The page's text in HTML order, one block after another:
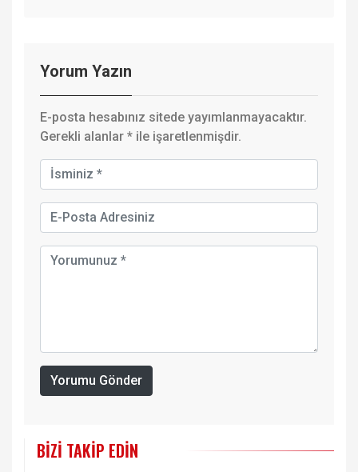
Yorum Yazın
E-posta hesabınız sitede yayımlanmayacaktır.
Gerekli alanlar * ile işaretlenmişdir.
Yorumu Gönder
BIZI TAKIP EDIN